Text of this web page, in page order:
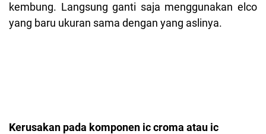
kembung. Langsung ganti saja menggunakan elco
yang baru ukuran sama dengan yang aslinya.
Kerusakan pada komponen ic croma atau ic